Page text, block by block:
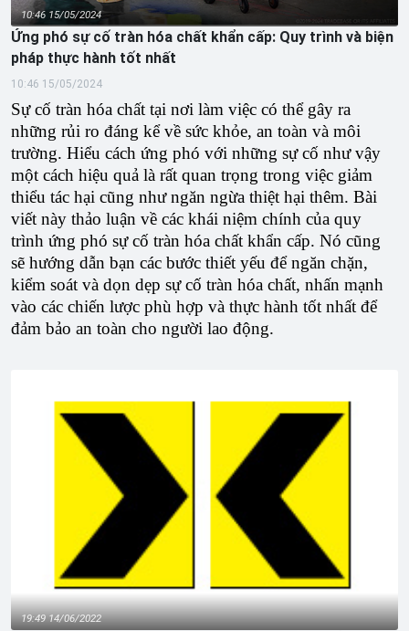
10:46 15/05/2024
Ứng phó sự cố tràn hóa chất khẩn cấp: Quy trình và biện
pháp thực hành tốt nhất
10:46 15/05/2024
Sự cố tràn hóa chất tại nơi làm việc có thể gây ra
những rủi ro đáng kể về sức khỏe, an toàn và môi
trường. Hiểu cách ứng phó với những sự cố như vậy
một cách hiệu quả là rất quan trọng trong việc giảm
thiểu tác hại cũng như ngăn ngừa thiệt hại thêm. Bài
viết này thảo luận về các khái niệm chính của quy
trình ứng phó sự cố tràn hóa chất khẩn cấp. Nó cũng
sẽ hướng dẫn bạn các bước thiết yếu để ngăn chặn,
kiểm soát và dọn dẹp sự cố tràn hóa chất, nhấn mạnh
vào các chiến lược phù hợp và thực hành tốt nhất để
đảm bảo an toàn cho người lao động.
19:49 14/06/2022